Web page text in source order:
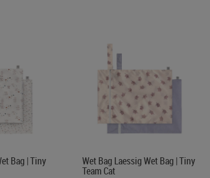
Bag | Tiny Wet Bag Laessig Wet Bag | Tiny
Team Cat